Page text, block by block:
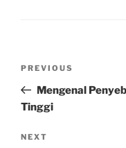
Previous
Post
PREVIOUS
Mengenal
Tinggi
Next
NEXT